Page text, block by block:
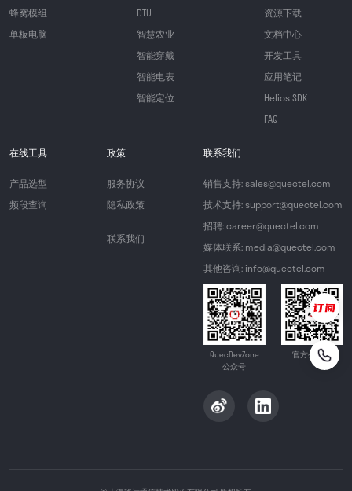
蜂窝模组
单板电脑
DTU
智慧农业
智能穿戴
智能电表
智能定位
资源下载
文档中心
开发工具
应用笔记
Helios SDK
FAQ
在线工具
产品选型
频段查询
政策
服务协议
隐私政策
联系我们
联系我们
销售支持: sales@quectel.com
技术支持: support@quectel.com
招聘: career@quectel.com
媒体联系: media@quectel.com
其他咨询: info@quectel.com
QuecDevZone
公众号
官方公众号